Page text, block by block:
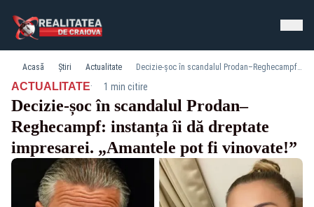
Acasă Știri Actualitate Decizie‑șoc în scandalul Prodan–Reghecampf: instanța îi dă dreptate impresarei. „Amantele pot fi vinovate!”
ACTUALITATE· 1 min citire
Decizie‑șoc în scandalul Prodan–
Reghecampf: instanța îi dă dreptate
impresarei. „Amantele pot fi vinovate!”